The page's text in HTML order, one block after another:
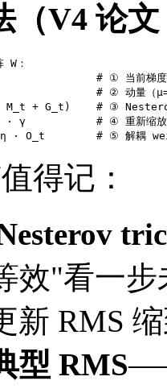
（V4 论
W：
# ① 当前梯度
# ② 动量（
M_t + G_t)    # ③
# ④ 重新缩放更新
得记：
效"看一
新 RMS
型 RMS